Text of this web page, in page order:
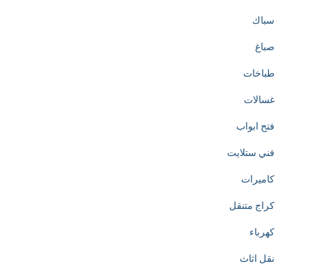
سباك
صباغ
طباخات
غسالات
فتح ابواب
فني ستلايت
كاميرات
كراج متنقل
كهرباء
نقل اثاث